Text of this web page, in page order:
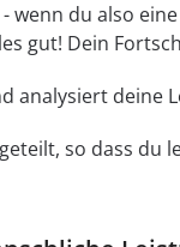
du also
gut! Dein
analysiert deine
so dass du